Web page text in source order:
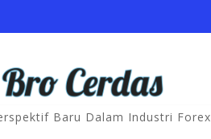
Baru Dalam Industri Forex